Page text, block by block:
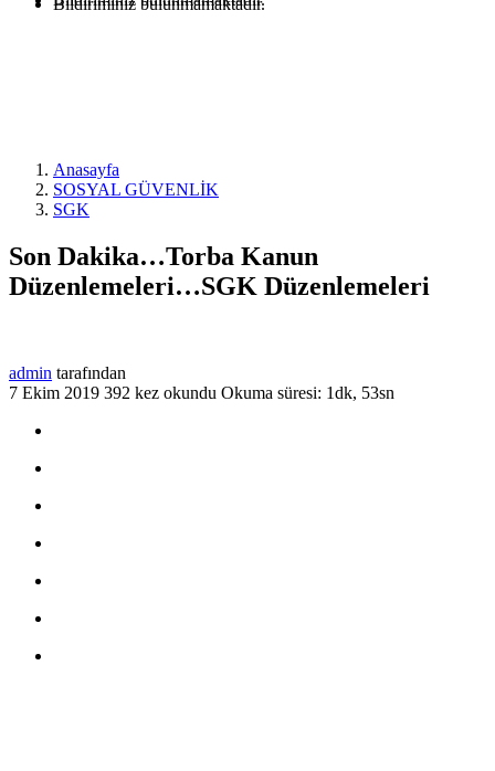
Bildiriminiz bulunmamaktadır.
Anasayfa
SOSYAL GÜVENLİK
SGK
Son Dakika…Torba Kanun
Düzenlemeleri…SGK Düzenlemeleri
admin tarafından
7 Ekim 2019 392 kez okundu Okuma süresi: 1dk, 53sn